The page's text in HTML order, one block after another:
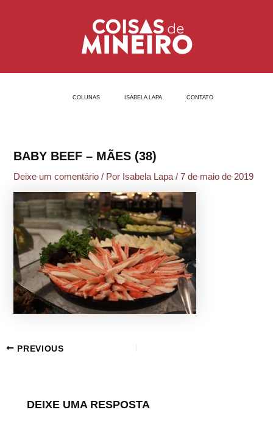
COLUNAS ISABELA LAPA CONTATO
BABY BEEF – MÃES (38)
Deixe um comentário / Por Isabela Lapa/7 de maio de 2019
PREVIOUS
DEIXE UMA RESPOSTA